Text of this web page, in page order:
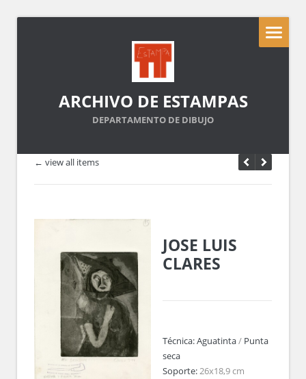
ARCHIVO DE ESTAMPAS
DEPARTAMENTO DE DIBUJO
← view all items
JOSE LUIS
CLARES
Técnica:Aguatinta/ Punta
seca
Soporte:26x18,9 cm